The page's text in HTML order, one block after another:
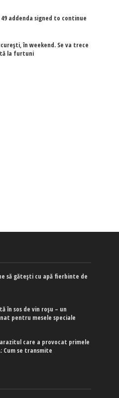
addenda signed to continue
în weekend. Se va trece
la furtuni
să gătești cu apă fierbinte de
în sos de vin roșu – un
pentru mesele speciale
care a provocat primele
Cum se transmite